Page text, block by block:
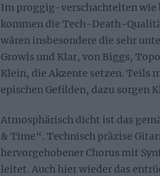
Im proggig-verschachtelten wie
kommen die Tech-Death-
wären insbesondere die sehr
Growls und Klar, von Biggs,
Klein, die Akzente setzen. Teils
epischen Gefilden, dazu sorgen
Atmosphärisch dicht ist das
& Time“. Technisch präzise
hervorgehobener Chorus mit
leitet. Auch hier wieder das